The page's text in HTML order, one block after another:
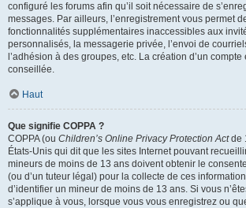
configuré les forums afin qu’il soit nécessaire de
messages. Par ailleurs, l’enregistrement vous permet
fonctionnalités supplémentaires inaccessibles aux
personnalisés, la messagerie privée, l’envoi de
l’adhésion à des groupes, etc. La création d’un
conseillée.
Haut
Que signifie COPPA ?
COPPA (ou Children’s Online Privacy Protection Actde
États-Unis qui dit que les sites Internet pouvant
mineurs de moins de 13 ans doivent obtenir le
(ou d’un tuteur légal) pour la collecte de ces
d’identifier un mineur de moins de 13 ans. Si vous
s’applique à vous, lorsque vous vous enregistrez ou